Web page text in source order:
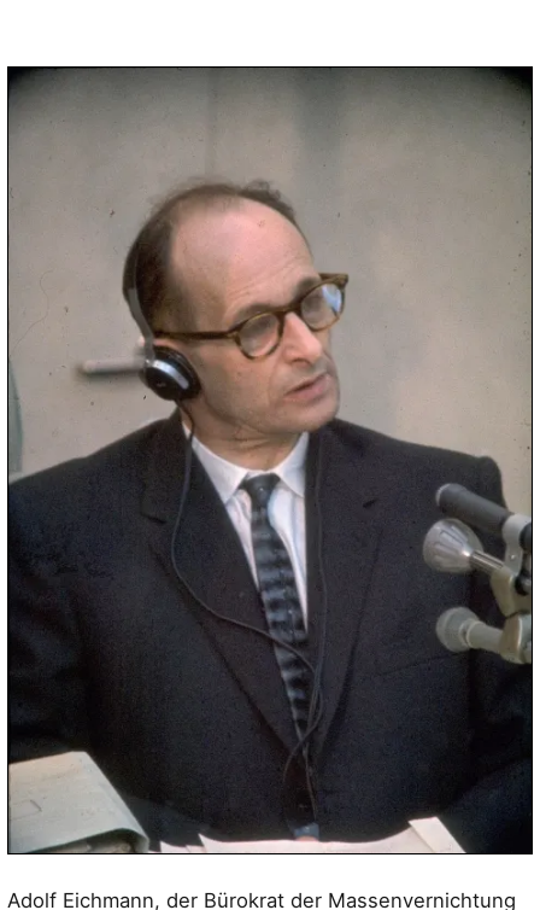
Adolf Eichmann, der Bürokrat der Massenvernichtung